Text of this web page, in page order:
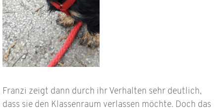
Franzi zeigt dann durch ihr Verhalten sehr deutlich,
dass sie den Klassenraum verlassen möchte. Doch das